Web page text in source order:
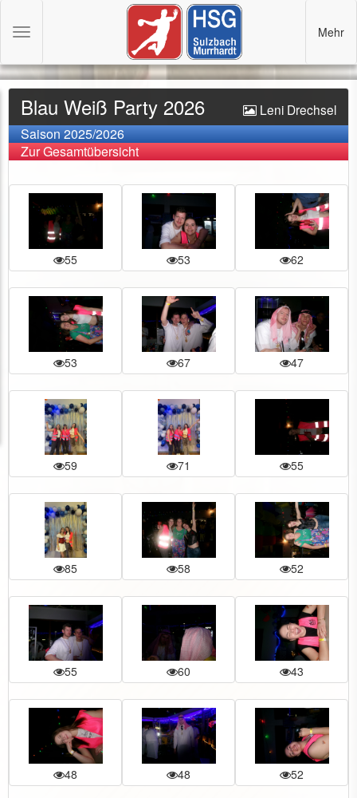
Blau Weiß Party 2026 Leni Drechsel
Saison 2025/2026
Zur Gesamtübersicht
55 53 62
53 67 47
59 71 55
85 58 52
55 60 43
48 48 52
Toggle
Mehr